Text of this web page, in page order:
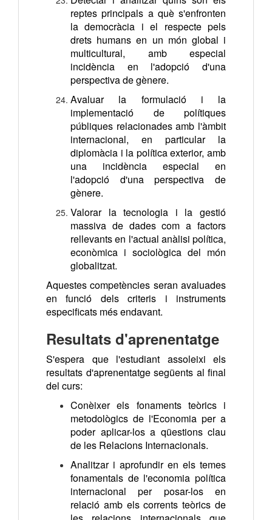
reptes principals a què s'enfronten
la democràcia i el respecte pels
drets humans en un món global i
multicultural, amb especial
incidència en l'adopció d'una
perspectiva de gènere.
Avaluar la formulació i la
implementació de polítiques
públiques relacionades amb l'àmbit
internacional, en particular la
diplomàcia i la política exterior, amb
una incidència especial en
l'adopció d'una perspectiva de
gènere.
Valorar la tecnologia i la gestió
massiva de dades com a factors
rellevants en l'actual anàlisi política,
econòmica i sociològica del món
globalitzat.
Aquestes competències seran avaluades
en funció dels criteris i instruments
especificats més endavant.
Resultats d'aprenentatge
S'espera que l'estudiant assoleixi els
resultats d'aprenentatge següents al final
del curs:
Conèixer els fonaments teòrics i
metodològics de l'Economia per a
poder aplicar-los a qüestions clau
de les Relacions Internacionals.
Analitzar i aprofundir en els temes
fonamentals de l'economia política
internacional per posar-los en
relació amb els corrents teòrics de